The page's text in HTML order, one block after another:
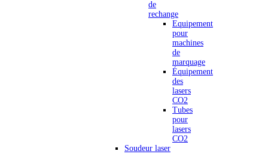
de
rechange
Equipement
pour
machines
de
marquage
Équipement
des
lasers
CO2
Tubes
pour
lasers
CO2
Soudeur laser